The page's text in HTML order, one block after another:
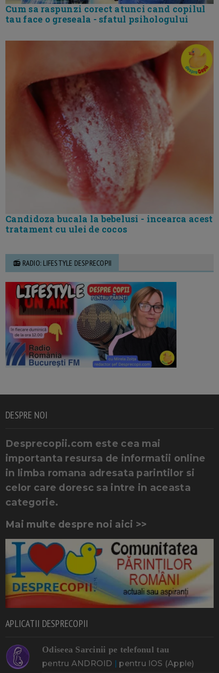
Cum sa raspunzi corect atunci cand copilul
tau face o greseala - sfatul psihologului
Candidoza bucala la bebelusi - incearca acest
tratament cu ulei de cocos
📻 RADIO: LIFESTYLE DESPRECOPII
DESPRE NOI
Desprecopii.com este cea mai
importanta resursa de informatii online
in limba romana adresata parintilor si
celor care doresc sa intre in aceasta
categorie.
Mai multe despre noi aici >>
APLICATII DESPRECOPII
Odiseea Sarcinii pe telefonul tau
pentru ANDROID | pentru IOS (Apple)